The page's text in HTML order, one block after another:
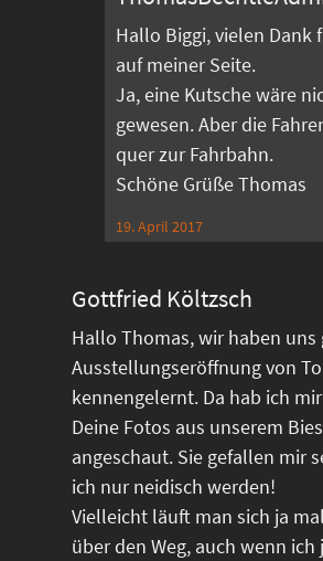
Hallo Biggi, vielen Dank
auf meiner Seite.
Ja, eine Kutsche wäre
gewesen. Aber die
quer zur Fahrbahn.
Schöne Grüße Thomas
19. April 2017
Gottfried Költzsch
Hallo Thomas, wir haben uns
Ausstellungseröffnung von
kennengelernt. Da hab ich
Deine Fotos aus unserem
angeschaut. Sie gefallen mir
ich nur neidisch werden!
Vielleicht läuft man sich ja
über den Weg, auch wenn ich